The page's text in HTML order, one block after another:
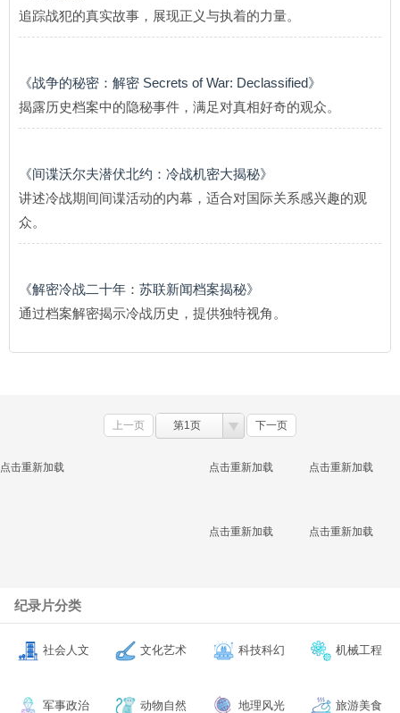
追踪战犯的真实故事，展现正义与执着的力量。
《战争的秘密：解密 Secrets of War: Declassified》
揭露历史档案中的隐秘事件，满足对真相好奇的观众。
《间谍沃尔夫潜伏北约：冷战机密大揭秘》
讲述冷战期间间谍活动的内幕，适合对国际关系感兴趣的观
众。
《解密冷战二十年：苏联新闻档案揭秘》
通过档案解密揭示冷战历史，提供独特视角。
上一页 第1页 下一页
点击重新加载 点击重新加载 点击重新加载
点击重新加载 点击重新加载
纪录片分类
社会人文 文化艺术 科技科幻 机械工程
军事政治 动物自然 地理风光 旅游美食